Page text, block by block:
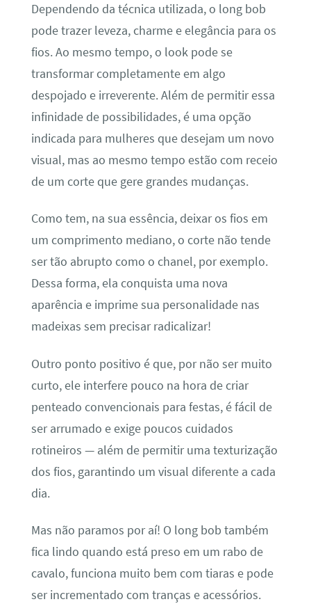
Dependendo da técnica utilizada, o long bob
pode trazer leveza, charme e elegância para os
fios. Ao mesmo tempo, o look pode se
transformar completamente em algo
despojado e irreverente. Além de permitir essa
infinidade de possibilidades, é uma opção
indicada para mulheres que desejam um novo
visual, mas ao mesmo tempo estão com receio
de um corte que gere grandes mudanças.
Como tem, na sua essência, deixar os fios em
um comprimento mediano, o corte não tende
ser tão abrupto como o chanel, por exemplo.
Dessa forma, ela conquista uma nova
aparência e imprime sua personalidade nas
madeixas sem precisar radicalizar!
Outro ponto positivo é que, por não ser muito
curto, ele interfere pouco na hora de criar
penteado convencionais para festas, é fácil de
ser arrumado e exige poucos cuidados
rotineiros — além de permitir uma texturização
dos fios, garantindo um visual diferente a cada
dia.
Mas não paramos por aí! O long bob também
fica lindo quando está preso em um rabo de
cavalo, funciona muito bem com tiaras e pode
ser incrementado com tranças e acessórios.